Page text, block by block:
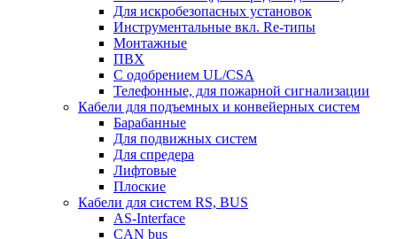
Для искробезопасных установок
Инструментальные вкл. Re-типы
Монтажные
ПВХ
С одобрением UL/CSA
Телефонные, для пожарной сигнализации
Кабели для подъемных и конвейерных систем
Барабанные
Для подвижных систем
Для спредера
Лифтовые
Плоские
Кабели для систем RS, BUS
AS-Interface
CAN bus